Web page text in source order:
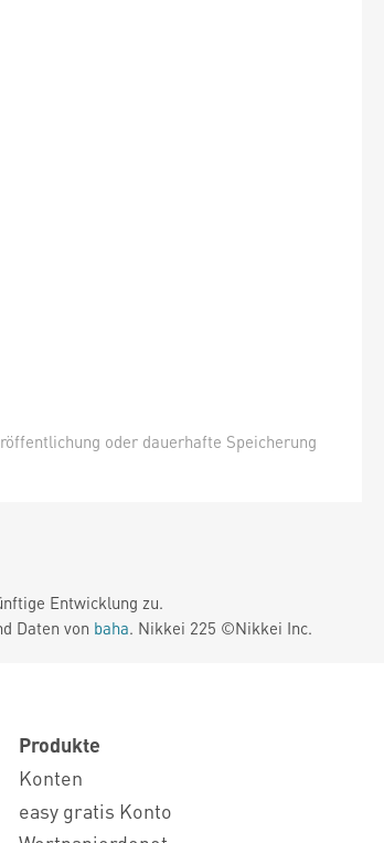
oder dauerhafte Speicherung
Entwicklung zu.
Daten von baha. Nikkei 225 ©Nikkei Inc.
Produkte
Konten
easy gratis Konto